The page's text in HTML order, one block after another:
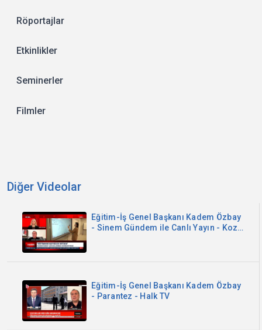
Röportajlar
Etkinlikler
Seminerler
Filmler
Diğer Videolar
Eğitim-İş Genel Başkanı Kadem Özbay
- Sinem Gündem ile Canlı Yayın - Koza
Eğitim-İş Genel Başkanı Kadem Özbay
- Parantez - Halk TV